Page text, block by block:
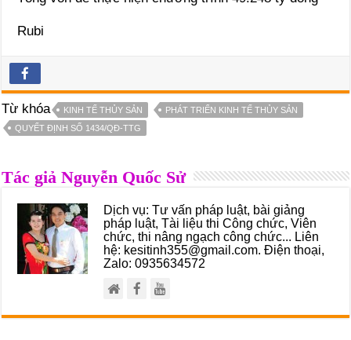
Rubi
Từ khóa KINH TẾ THỦY SẢN
PHÁT TRIỂN KINH TẾ THỦY SẢN
QUYẾT ĐỊNH SỐ 1434/QĐ-TTG
Tác giả Nguyễn Quốc Sử
Dịch vụ: Tư vấn pháp luật, bài giảng
pháp luật, Tài liệu thi Công chức, Viên
chức, thi nâng ngạch công chức... Liên
hệ: kesitinh355@gmail.com. Điện thoại,
Zalo: 0935634572